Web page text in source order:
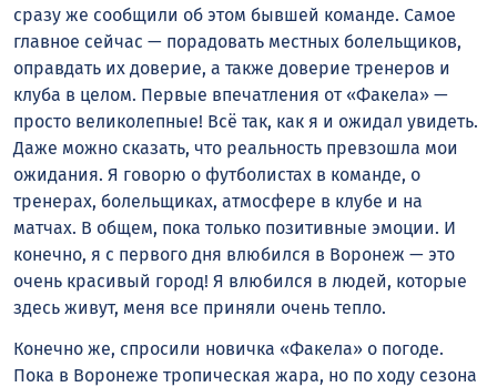
сразу же сообщили об этом бывшей команде. Самое
главное сейчас — порадовать местных болельщиков,
оправдать их доверие, а также доверие тренеров и
клуба в целом. Первые впечатления от «Факела» —
просто великолепные! Всё так, как я и ожидал увидеть.
Даже можно сказать, что реальность превзошла мои
ожидания. Я говорю о футболистах в команде, о
тренерах, болельщиках, атмосфере в клубе и на
матчах. В общем, пока только позитивные эмоции. И
конечно, я с первого дня влюбился в Воронеж — это
очень красивый город! Я влюбился в людей, которые
здесь живут, меня все приняли очень тепло.
Конечно же, спросили новичка «Факела» о погоде.
Пока в Воронеже тропическая жара, но по ходу сезона